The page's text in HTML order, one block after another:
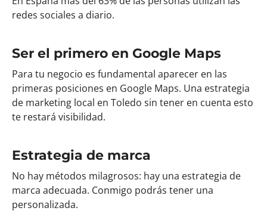
redes sociales a diario.
Ser el primero en Google Maps
Para tu negocio es fundamental aparecer en las
primeras posiciones en Google Maps. Una estrategia
de marketing local en Toledo sin tener en cuenta esto
te restará visibilidad.
Estrategia de marca
No hay métodos milagrosos: hay una estrategia de
marca adecuada. Conmigo podrás tener una
personalizada.